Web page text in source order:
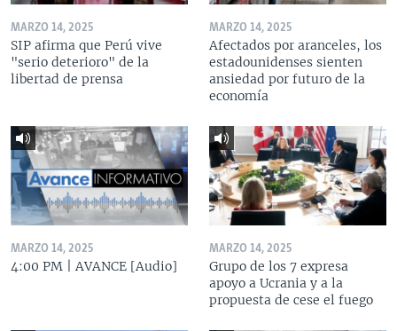
MARZO 14, 2025
SIP afirma que Perú vive
"serio deterioro" de la
libertad de prensa
MARZO 14, 2025
Afectados por aranceles, los
estadounidenses sienten
ansiedad por futuro de la
economía
MARZO 14, 2025
4:00 PM | AVANCE [Audio]
MARZO 14, 2025
Grupo de los 7 expresa
apoyo a Ucrania y a la
propuesta de cese el fuego